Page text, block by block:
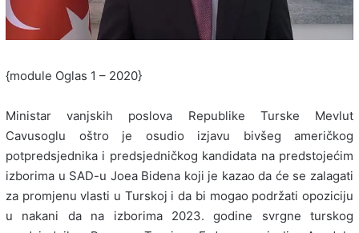
{module Oglas 1 – 2020}
Ministar vanjskih poslova Republike Turske Mevlut
Cavusoglu oštro je osudio izjavu bivšeg američkog
potpredsjednika i predsjedničkog kandidata na predstojećim
izborima u SAD-u Joea Bidena koji je kazao da će se zalagati
za promjenu vlasti u Turskoj i da bi mogao podržati opoziciju
u nakani da na izborima 2023. godine svrgne turskog